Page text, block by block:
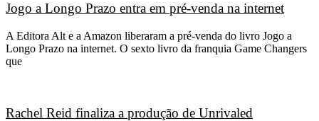
Jogo a Longo Prazo entra em pré-venda na internet
A Editora Alt e a Amazon liberaram a pré-venda do livro Jogo a
Longo Prazo na internet. O sexto livro da franquia Game Changers
que
Rachel Reid finaliza a produção de Unrivaled